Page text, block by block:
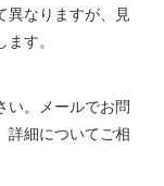
異なりますが、見
す。
い。メールでお問
詳細についてご相